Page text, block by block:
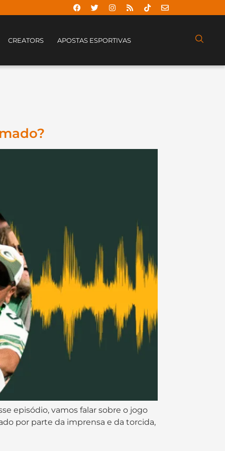
CREATORS APOSTAS ESPORTIVAS
episódio, vamos falar sobre o jogo
por parte da imprensa e da torcida,